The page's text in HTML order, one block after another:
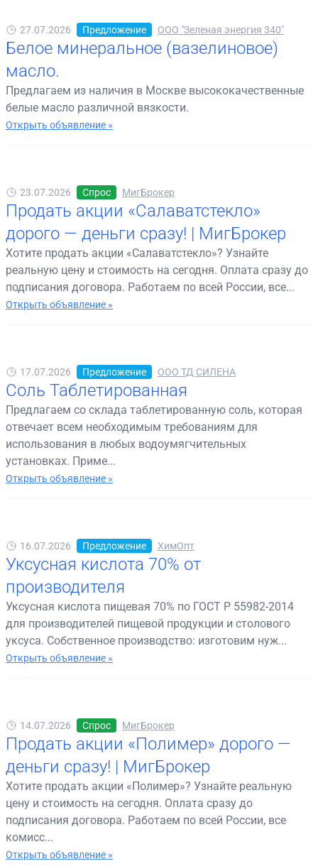
27.07.2026 Предложение ООО "Зеленая энергия 340"
Белое минеральное (вазелиновое)
масло.
Предлагаем из наличия в Москве высококачественные
белые масло различной вязкости.
Открыть объявление »
23.07.2026 Спрос МигБрокер
Продать акции «Салаватстекло»
дорого — деньги сразу! | МигБрокер
Хотите продать акции «Салаватстекло»? Узнайте
реальную цену и стоимость на сегодня. Оплата сразу до
подписания договора. Работаем по всей России, все...
Открыть объявление »
17.07.2026 Предложение ООО ТД СИЛЕНА
Соль Таблетированная
Предлагаем со склада таблетированную соль, которая
отвечает всем необходимым требованиям для
использования в любых водоумягчительных
установках. Приме...
Открыть объявление »
16.07.2026 Предложение ХимОпт
Уксусная кислота 70% от
производителя
Уксусная кислота пищевая 70% по ГОСТ Р 55982-2014
для производителей пищевой продукции и столового
уксуса. Собственное производство: изготовим нуж...
Открыть объявление »
14.07.2026 Спрос МигБрокер
Продать акции «Полимер» дорого —
деньги сразу! | МигБрокер
Хотите продать акции «Полимер»? Узнайте реальную
цену и стоимость на сегодня. Оплата сразу до
подписания договора. Работаем по всей России, все
комисс...
Открыть объявление »